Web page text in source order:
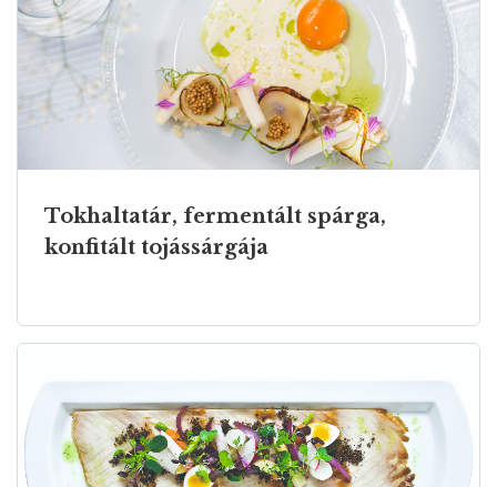
Tokhaltatár, fermentált spárga,
konfitált tojássárgája